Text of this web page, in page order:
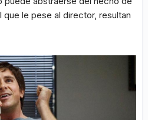
le pese al director, resultan